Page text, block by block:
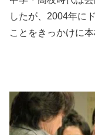
したが、2004年に
ことをきっかけに